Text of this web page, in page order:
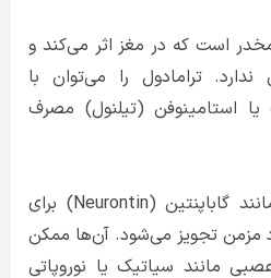
است که در مغز اثر می‌کند و
ترامادول را می‌توان با
استامینوفن (تیلنول) مصرف
داروهای ضدتشنج مانند گاباپنتین (Neurontin) برای
مزمن تجویز می‌شود. آن‌ها ممکن
مانند سیاتیک یا نوروپاتی